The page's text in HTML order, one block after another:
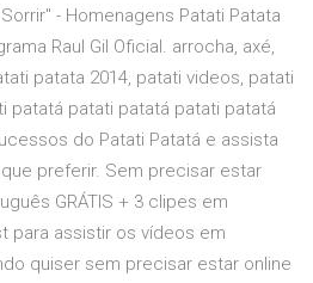
- Homenagens Patati Patata
Raul Gil Oficial. arrocha, axé,
patata 2014, patati videos, patati
patatá patati patatá patati patatá
do Patati Patatá e assista
preferir. Sem precisar estar
GRÁTIS + 3 clipes em
para assistir os vídeos em
quiser sem precisar estar online